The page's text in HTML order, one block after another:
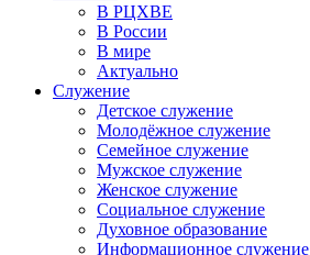
В РЦХВЕ
В России
В мире
Актуально
Служение
Детское служение
Молодёжное служение
Семейное служение
Мужское служение
Женское служение
Социальное служение
Духовное образование
Информационное служение